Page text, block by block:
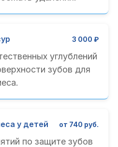
3 000 ₽
углублений
зубов для
у детей от 740 руб.
по защите зубов